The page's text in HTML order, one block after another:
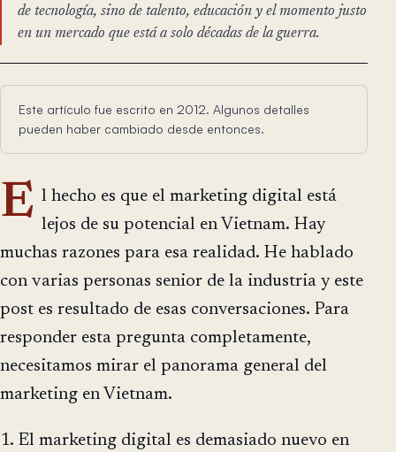
de tecnología, sino de talento, educación y el momento justo
en un mercado que está a solo décadas de la guerra.
Este artículo fue escrito en 2012. Algunos detalles
pueden haber cambiado desde entonces.
E l hecho es que el marketing digital está
lejos de su potencial en Vietnam. Hay
muchas razones para esa realidad. He hablado
con varias personas senior de la industria y este
post es resultado de esas conversaciones. Para
responder esta pregunta completamente,
necesitamos mirar el panorama general del
marketing en Vietnam.
1. El marketing digital es demasiado nuevo en